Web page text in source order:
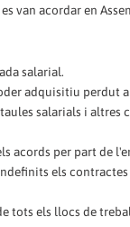
van acordar en
salarial.
adquisitiu perdut a
salarials i altres
acords per part de
els
tots els llocs de